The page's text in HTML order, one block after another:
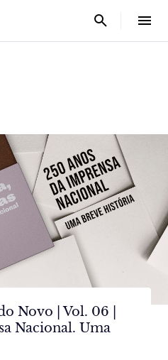
Novo | Vol. 06 |
Nacional. Uma